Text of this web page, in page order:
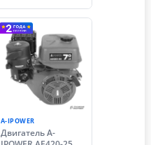
A-IPOWER
Двигатель A-